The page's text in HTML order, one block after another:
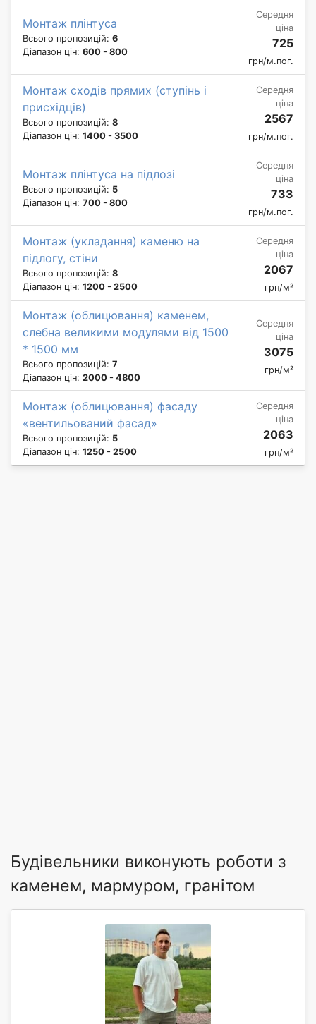
Монтаж плінтуса
Всього пропозицій: 6
Діапазон цін: 600 - 800
Середня
ціна
725
грн/м.пог.
Монтаж сходів прямих (ступінь і
присхідців)
Всього пропозицій: 8
Діапазон цін: 1400 - 3500
Середня
ціна
2567
грн/м.пог.
Монтаж плінтуса на підлозі
Всього пропозицій: 5
Діапазон цін: 700 - 800
Середня
ціна
733
грн/м.пог.
Монтаж (укладання) каменю на
підлогу, стіни
Всього пропозицій: 8
Діапазон цін: 1200 - 2500
Середня
ціна
2067
грн/м²
Монтаж (облицювання) каменем,
слебна великими модулями від 1500
* 1500 мм
Всього пропозицій: 7
Діапазон цін: 2000 - 4800
Середня
ціна
3075
грн/м²
Монтаж (облицювання) фасаду
«вентильований фасад»
Всього пропозицій: 5
Діапазон цін: 1250 - 2500
Середня
ціна
2063
грн/м²
Будівельники виконують роботи з
каменем, мармуром, гранітом